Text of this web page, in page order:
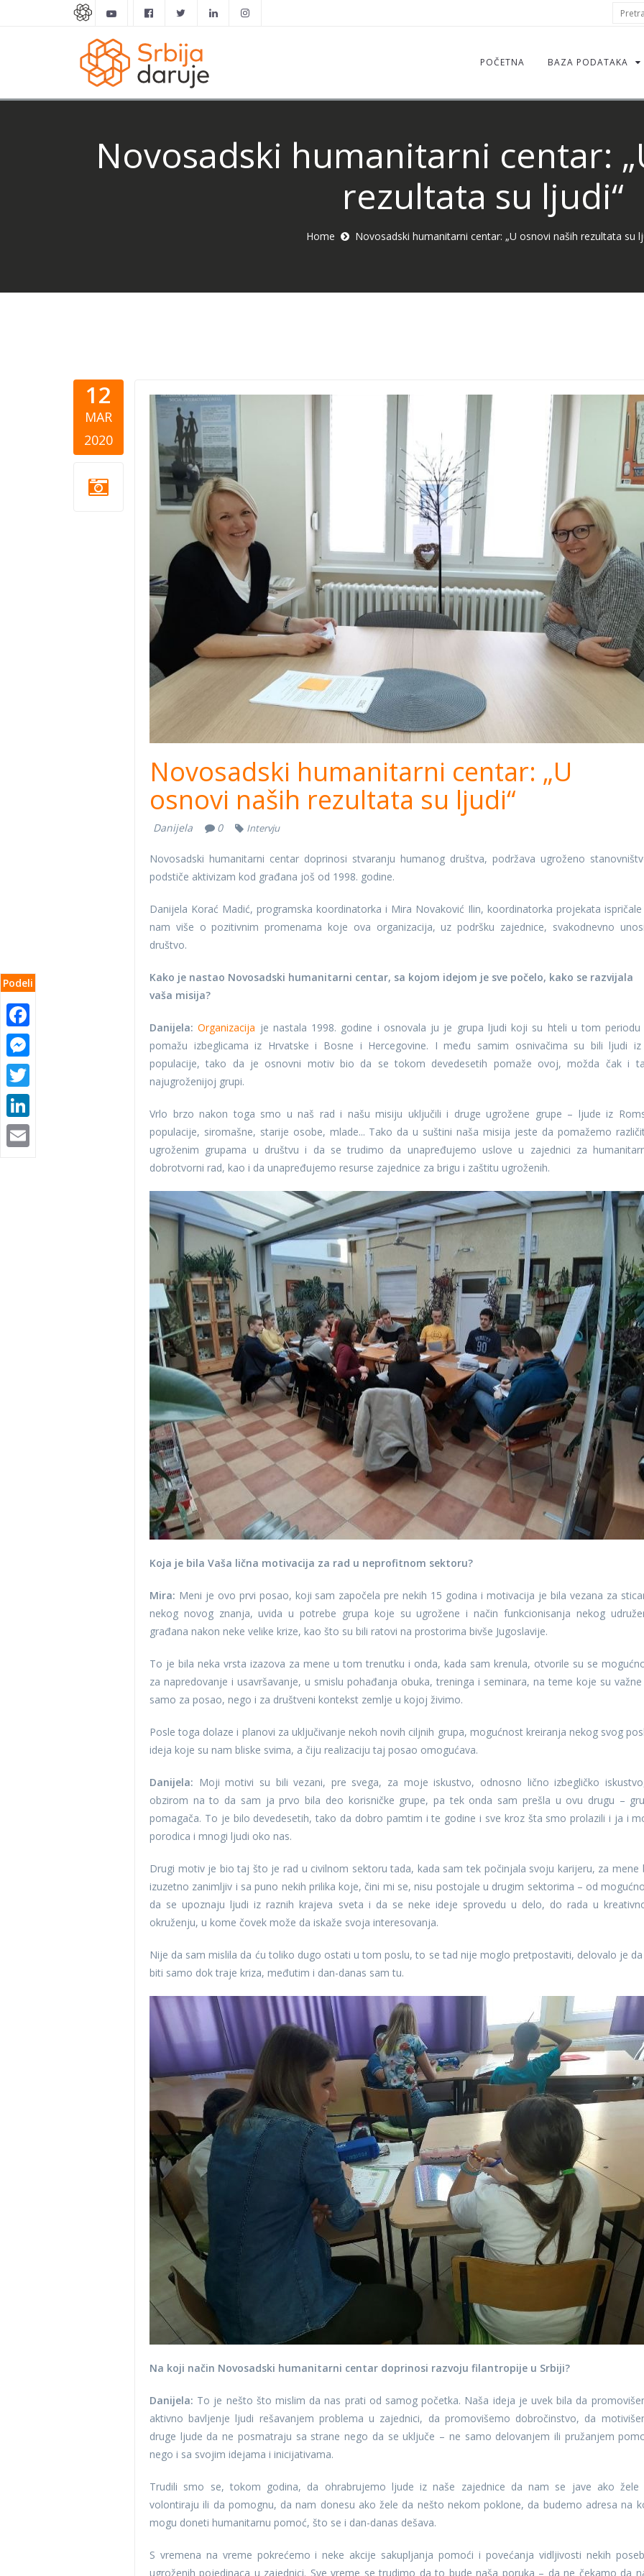
POČETNA BAZA PODATAKA
Novosadski humanitarni centar:
rezultata su ljudi“
Home Novosadski humanitarni centar: „U osnovi naših rezultata su
12
MAR
2020
Podeli
NSHC-Mira-i-Danijela.jpg
Novosadski humanitarni centar: „U
osnovi naših rezultata su ljudi“
Danijela 0 Intervju
Novosadski humanitarni centar doprinosi stvaranju humanog društva, podržava ugroženo
podstiče aktivizam kod građana još od 1998. godine.
Danijela Korać Madić, programska koordinatorka i Mira Novaković Ilin, koordinatorka projekata
nam više o pozitivnim promenama koje ova organizacija, uz podršku zajednice, svakodnevno
društvo.
Kako je nastao Novosadski humanitarni centar, sa kojom idejom je sve počelo, kako se razvijala
vaša misija?
Danijela: Organizacija je nastala 1998. godine i osnovala ju je grupa ljudi koji su hteli u tom periodu
pomažu izbeglicama iz Hrvatske i Bosne i Hercegovine. I među samim osnivačima su bili ljudi
populacije, tako da je osnovni motiv bio da se tokom devedesetih pomaže ovoj, možda čak i
najugroženijoj grupi.
Vrlo brzo nakon toga smo u naš rad i našu misiju uključili i druge ugrožene grupe – ljude iz
populacije, siromašne, starije osobe, mlade... Tako da u suštini naša misija jeste da pomažemo
ugroženim grupama u društvu i da se trudimo da unapređujemo uslove u zajednici za
dobrotvorni rad, kao i da unapređujemo resurse zajednice za brigu i zaštitu ugroženih.
Koja je bila Vaša lična motivacija za rad u neprofitnom sektoru?
Mira: Meni je ovo prvi posao, koji sam započela pre nekih 15 godina i motivacija je bila vezana za
nekog novog znanja, uvida u potrebe grupa koje su ugrožene i način funkcionisanja nekog
građana nakon neke velike krize, kao što su bili ratovi na prostorima bivše Jugoslavije.
To je bila neka vrsta izazova za mene u tom trenutku i onda, kada sam krenula, otvorile su se
za napredovanje i usavršavanje, u smislu pohađanja obuka, treninga i seminara, na teme koje su
samo za posao, nego i za društveni kontekst zemlje u kojoj živimo.
Posle toga dolaze i planovi za uključivanje nekoh novih ciljnih grupa, mogućnost kreiranja nekog svog
ideja koje su nam bliske svima, a čiju realizaciju taj posao omogućava.
Danijela: Moji motivi su bili vezani, pre svega, za moje iskustvo, odnosno lično izbegličko
obzirom na to da sam ja prvo bila deo korisničke grupe, pa tek onda sam prešla u ovu drugu –
pomagača. To je bilo devedesetih, tako da dobro pamtim i te godine i sve kroz šta smo prolazili i ja i
porodica i mnogi ljudi oko nas.
Drugi motiv je bio taj što je rad u civilnom sektoru tada, kada sam tek počinjala svoju karijeru, za mene
izuzetno zanimljiv i sa puno nekih prilika koje, čini mi se, nisu postojale u drugim sektorima – od
da se upoznaju ljudi iz raznih krajeva sveta i da se neke ideje sprovedu u delo, do rada u
okruženju, u kome čovek može da iskaže svoja interesovanja.
Nije da sam mislila da ću toliko dugo ostati u tom poslu, to se tad nije moglo pretpostaviti, delovalo je
biti samo dok traje kriza, međutim i dan-danas sam tu.
Na koji način Novosadski humanitarni centar doprinosi razvoju filantropije u Srbiji?
Danijela: To je nešto što mislim da nas prati od samog početka. Naša ideja je uvek bila da
aktivno bavljenje ljudi rešavanjem problema u zajednici, da promovišemo dobročinstvo, da
druge ljude da ne posmatraju sa strane nego da se uključe – ne samo delovanjem ili pružanjem
nego i sa svojim idejama i inicijativama.
Trudili smo se, tokom godina, da ohrabrujemo ljude iz naše zajednice da nam se jave ako žele
volontiraju ili da pomognu, da nam donesu ako žele da nešto nekom poklone, da budemo adresa na
mogu doneti humanitarnu pomoć, što se i dan-danas dešava.
S vremena na vreme pokrećemo i neke akcije sakupljanja pomoći i povećanja vidljivosti nekih
ugroženih pojedinaca u zajednici. Sve vreme se trudimo da to bude naša poruka – da ne čekamo da